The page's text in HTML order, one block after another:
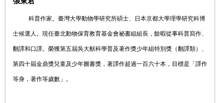
科普作家。臺灣大學動物學研究所碩士、日本京都大學理學研究科博
士候選人。現任臺北動物保育教育基金會祕書組組長，餘暇從事科普寫作、
翻譯和口譯。榮獲第五屆吳大猷科學普及著作獎少年組特別獎（翻譯類）、
第四十屆金鼎獎兒童及少年圖書獎，著譯作超過一百六十本，目標是「譯作
等身，著作等歲數」。